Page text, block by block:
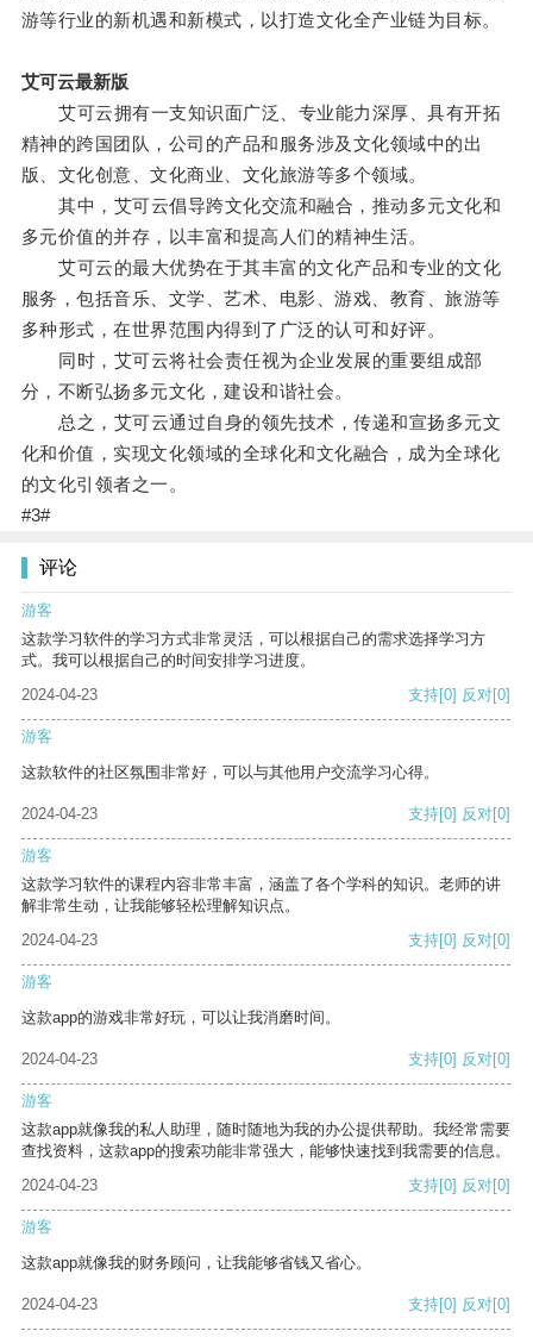
游等行业的新机遇和新模式，以打造文化全产业链为目标。
艾可云最新版
艾可云拥有一支知识面广泛、专业能力深厚、具有开拓
精神的跨国团队，公司的产品和服务涉及文化领域中的出
版、文化创意、文化商业、文化旅游等多个领域。
其中，艾可云倡导跨文化交流和融合，推动多元文化和
多元价值的并存，以丰富和提高人们的精神生活。
艾可云的最大优势在于其丰富的文化产品和专业的文化
服务，包括音乐、文学、艺术、电影、游戏、教育、旅游等
多种形式，在世界范围内得到了广泛的认可和好评。
同时，艾可云将社会责任视为企业发展的重要组成部
分，不断弘扬多元文化，建设和谐社会。
总之，艾可云通过自身的领先技术，传递和宣扬多元文
化和价值，实现文化领域的全球化和文化融合，成为全球化
的文化引领者之一。
#3#
评论
游客
这款学习软件的学习方式非常灵活，可以根据自己的需求选择学习方
式。我可以根据自己的时间安排学习进度。
2024-04-23
支持[0] 反对[0]
游客
这款软件的社区氛围非常好，可以与其他用户交流学习心得。
2024-04-23 支持[0] 反对[0]
游客
这款学习软件的课程内容非常丰富，涵盖了各个学科的知识。老师的讲
解非常生动，让我能够轻松理解知识点。
2024-04-23
支持[0] 反对[0]
游客
这款app的游戏非常好玩，可以让我消磨时间。
2024-04-23 支持[0] 反对[0]
游客
这款app就像我的私人助理，随时随地为我的办公提供帮助。我经常需要
查找资料，这款app的搜索功能非常强大，能够快速找到我需要的信息。
2024-04-23
支持[0] 反对[0]
游客
这款app就像我的财务顾问，让我能够省钱又省心。
2024-04-23 支持[0] 反对[0]